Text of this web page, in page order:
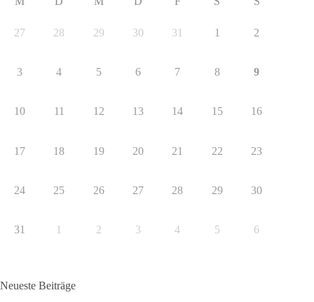
27 28 29 30 31 1 2
3 4 5 6 7 8 9
10 11 12 13 14 15 16
17 18 19 20 21 22 23
24 25 26 27 28 29 30
31 1 2 3 4 5 6
Neueste Beiträge